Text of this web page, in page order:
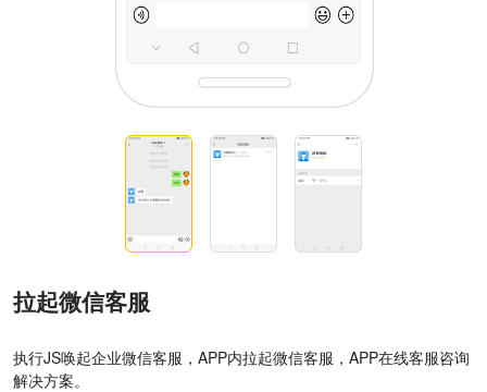
拉起微信客服
执行JS唤起企业微信客服，APP内拉起微信客服，APP在线客服咨询
解决方案。